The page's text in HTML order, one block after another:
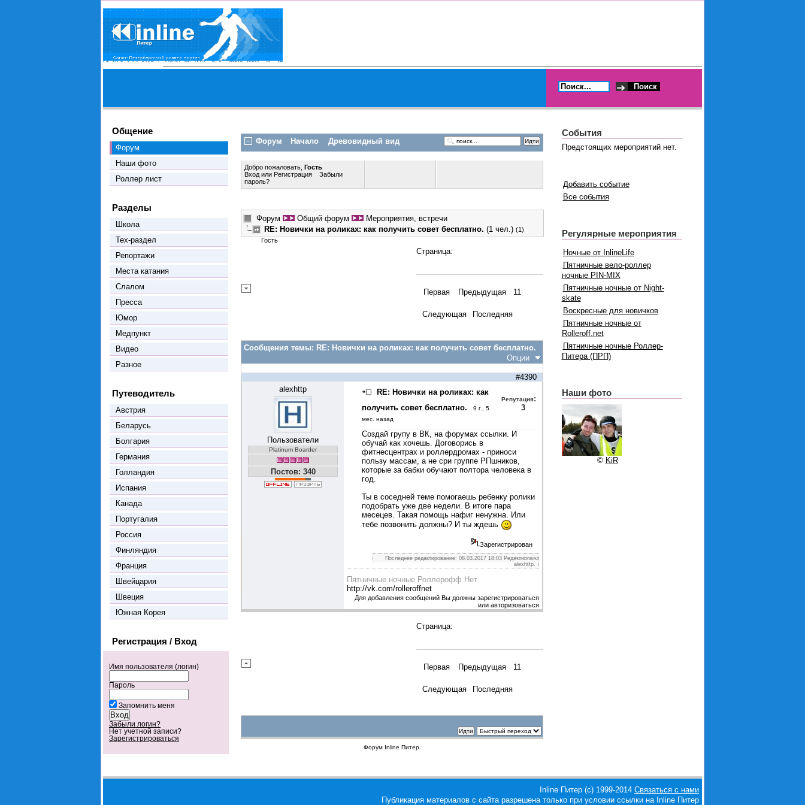
Общение
Форум
Наши фото
Роллер лист
Разделы
Школа
Тех-раздел
Репортажи
Места катания
Слалом
Пресса
Юмор
Медпункт
Видео
Разное
Путеводитель
Австрия
Беларусь
Болгария
Германия
Голландия
Испания
Канада
Португалия
Россия
Финляндия
Франция
Швейцария
Швеция
Южная Корея
Регистрация / Вход
Имя пользователя (логин)
Пароль
Запомнить меня
Забыли логин?
Нет учетной записи?
Зарегистрироваться
Форум Начало Древовидный вид
Добро пожаловать, Гость
Вход или Регистрация
Забыли
пароль?
Форум Общий форум
Мероприятия, встречи
RE: Новички на роликах: как получить совет бесплатно. (1 чел.) (1)
Гость
Страница:
Первая Предыдущая 11
Следующая Последняя
Сообщения темы: RE: Новички на роликах: как получить совет бесплатно.
Опции
#4390
alexhttp
Пользователи
Platinum Boarder
Постов: 340
RE: Новички на роликах: как
получить совет бесплатно.
9 г., 5
мес. назад
Репутация:
3
Создай групу в ВК, на форумах ссылки. И
обучай как хочешь. Договорись в
фитнесцентрах и роллердромах - приноси
пользу массам, а не сри группе РПшников,
которые за бабки обучают полтора человека в
год.
Ты в соседней теме помогаешь ребенку ролики
подобрать уже две недели. В итоге пара
месецев. Такая помощь нафиг ненужна. Или
тебе позвонить должны? И ты ждешь
Зарегистрирован
Последнее редактирование: 08.03.2017 18:03 Редактировал
alexhttp.
Пятничные ночные Роллерофф Нет
http://vk.com/rolleroffnet
Для добавления сообщений Вы должны зарегистрироваться
или авторизоваться
Страница:
Первая Предыдущая 11
Следующая Последняя
Форум Inline Питер.
События
Предстоящих мероприятий нет.
Добавить событие
Все события
Регулярные мероприятия
Ночные от InlineLife
Пятничные вело-роллер
ночные PIN-MIX
Пятничные ночные от Night-
skate
Воскресные для новичков
Пятничные ночные от
Rolleroff.net
Пятничные ночные Роллер-
Питера (ПРП)
Наши фото
© KiR
Inline Питер (с) 1999-2014 Связаться с нами
Публикация материалов с сайта разрешена только при условии ссылки на Inline Питер